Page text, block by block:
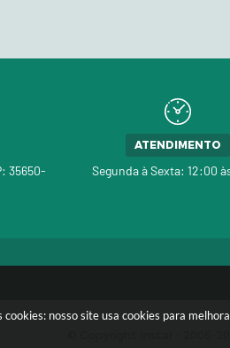
nosso site usa cookies para
35650-
ATENDIMENTO
Segunda à Sexta: 12:00